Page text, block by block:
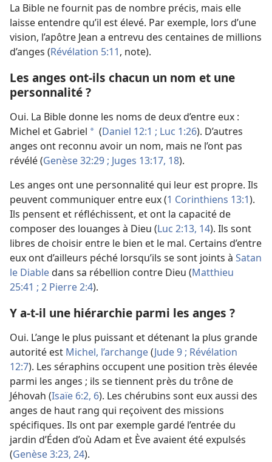
La Bible ne fournit pas de nombre précis, mais elle
laisse entendre qu’il est élevé. Par exemple, lors d’une
vision, l’apôtre Jean a entrevu des centaines de millions
d’anges (Révélation 5:11, note).
Les anges ont-ils chacun un nom et une
personnalité ?
Oui. La Bible donne les noms de deux d’entre eux :
Michel et Gabriel a (Daniel 12:1 ; Luc 1:26). D’autres
anges ont reconnu avoir un nom, mais ne l’ont pas
révélé (Genèse 32:29 ; Juges 13:17, 18).
Les anges ont une personnalité qui leur est propre. Ils
peuvent communiquer entre eux (1 Corinthiens 13:1).
Ils pensent et réfléchissent, et ont la capacité de
composer des louanges à Dieu (Luc 2:13, 14). Ils sont
libres de choisir entre le bien et le mal. Certains d’entre
eux ont d’ailleurs péché lorsqu’ils se sont joints à Satan
le Diabledans sa rébellion contre Dieu (Matthieu
25:41 ; 2 Pierre 2:4).
Y a-t-il une hiérarchie parmi les anges ?
Oui. L’ange le plus puissant et détenant la plus grande
autorité est Michel, l’archange(Jude 9 ; Révélation
12:7). Les séraphins occupent une position très élevée
parmi les anges ; ils se tiennent près du trône de
Jéhovah (Isaïe 6:2, 6). Les chérubins sont eux aussi des
anges de haut rang qui reçoivent des missions
spécifiques. Ils ont par exemple gardé l’entrée du
jardin d’Éden d’où Adam et Ève avaient été expulsés
(Genèse 3:23, 24).